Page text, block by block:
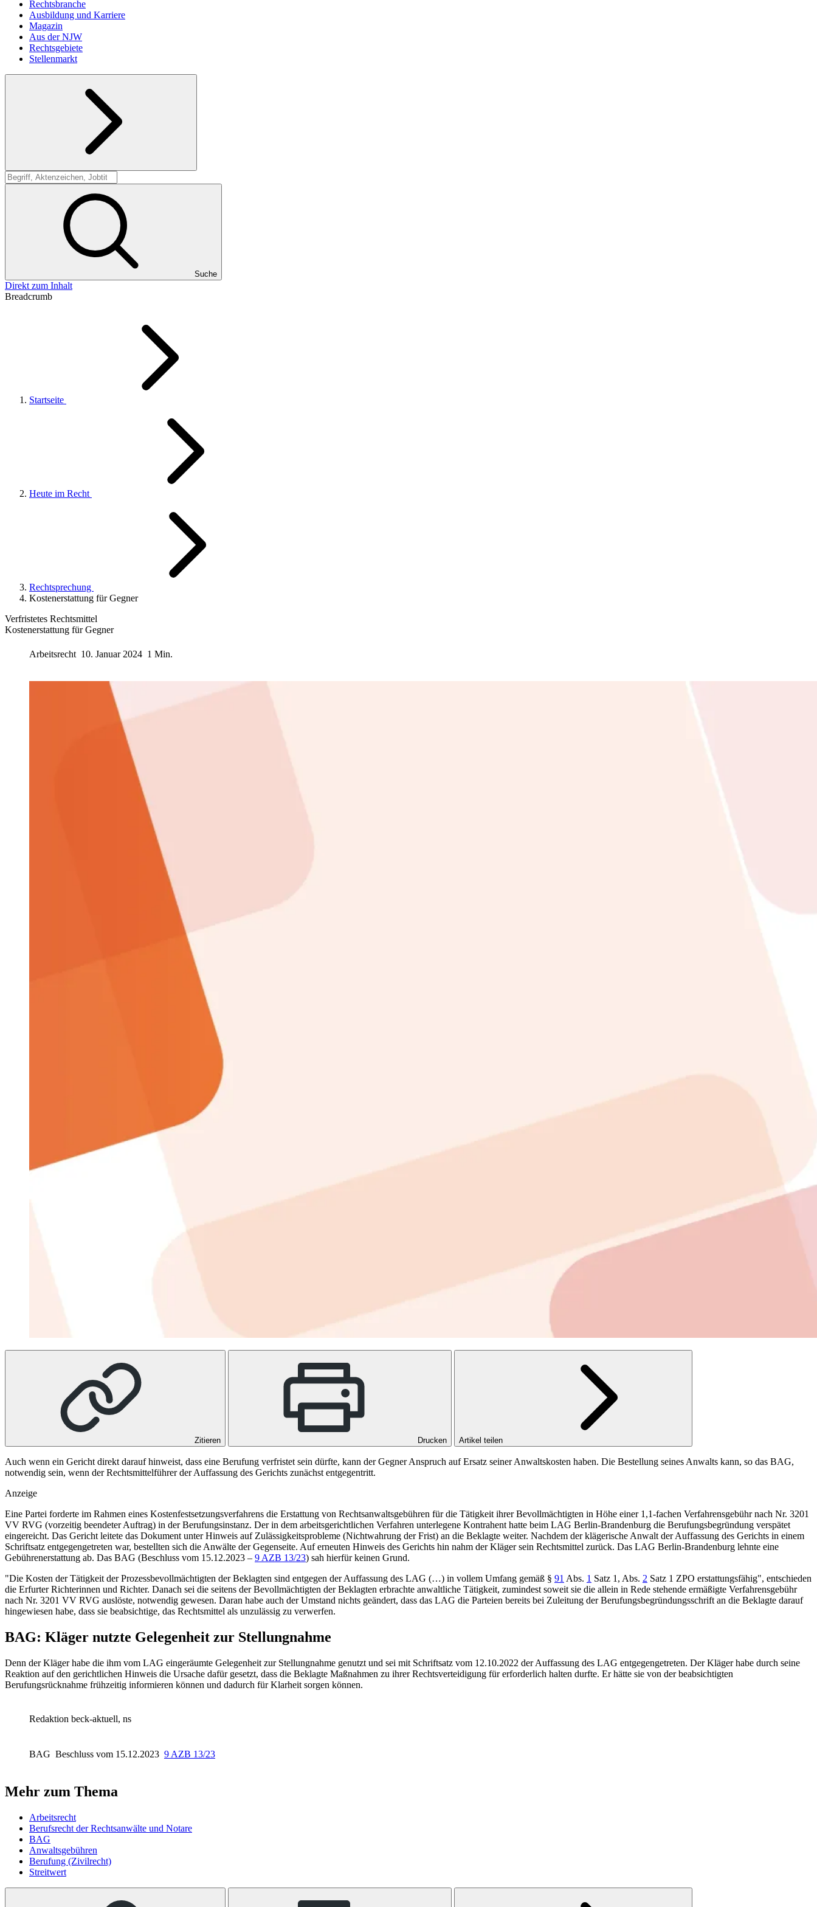
Rechtsbranche
Ausbildung und Karriere
Magazin
Aus der NJW
Rechtsgebiete
Stellenmarkt
Suche
Suche
Direkt zum Inhalt
Breadcrumb
Startseite
Heute im Recht
Rechtsprechung
Kostenerstattung für Gegner
Verfristetes Rechtsmittel
Kostenerstattung für Gegner
Arbeitsrecht 10. Januar 2024 1 Min.
Zitieren Drucken Artikel teilen
Auch wenn ein Gericht direkt darauf hinweist, dass eine Berufung verfristet sein dürfte, kann der Gegner Anspruch auf Ersatz seiner Anwaltskosten haben. Die Bestellung seines Anwalts kann, so das BAG,
notwendig sein, wenn der Rechtsmittelführer der Auffassung des Gerichts zunächst entgegentritt.
Anzeige
Eine Partei forderte im Rahmen eines Kostenfestsetzungsverfahrens die Erstattung von Rechtsanwaltsgebühren für die Tätigkeit ihrer Bevollmächtigten in Höhe einer 1,1-fachen Verfahrensgebühr nach Nr. 3201
VV RVG (vorzeitig beendeter Auftrag) in der Berufungsinstanz. Der in dem arbeitsgerichtlichen Verfahren unterlegene Kontrahent hatte beim LAG Berlin-Brandenburg die Berufungsbegründung verspätet
eingereicht. Das Gericht leitete das Dokument unter Hinweis auf Zulässigkeitsprobleme (Nichtwahrung der Frist) an die Beklagte weiter. Nachdem der klägerische Anwalt der Auffassung des Gerichts in einem
Schriftsatz entgegengetreten war, bestellten sich die Anwälte der Gegenseite. Auf erneuten Hinweis des Gerichts hin nahm der Kläger sein Rechtsmittel zurück. Das LAG Berlin-Brandenburg lehnte eine
Gebührenerstattung ab. Das BAG (Beschluss vom 15.12.2023 – 9 AZB 13/23) sah hierfür keinen Grund.
"Die Kosten der Tätigkeit der Prozessbevollmächtigten der Beklagten sind entgegen der Auffassung des LAG (…) in vollem Umfang gemäß § 91 Abs. 1 Satz 1, Abs. 2 Satz 1 ZPO erstattungsfähig", entschieden
die Erfurter Richterinnen und Richter. Danach sei die seitens der Bevollmächtigten der Beklagten erbrachte anwaltliche Tätigkeit, zumindest soweit sie die allein in Rede stehende ermäßigte Verfahrensgebühr
nach Nr. 3201 VV RVG auslöste, notwendig gewesen. Daran habe auch der Umstand nichts geändert, dass das LAG die Parteien bereits bei Zuleitung der Berufungsbegründungsschrift an die Beklagte darauf
hingewiesen habe, dass sie beabsichtige, das Rechtsmittel als unzulässig zu verwerfen.
BAG: Kläger nutzte Gelegenheit zur Stellungnahme
Denn der Kläger habe die ihm vom LAG eingeräumte Gelegenheit zur Stellungnahme genutzt und sei mit Schriftsatz vom 12.10.2022 der Auffassung des LAG entgegengetreten. Der Kläger habe durch seine
Reaktion auf den gerichtlichen Hinweis die Ursache dafür gesetzt, dass die Beklagte Maßnahmen zu ihrer Rechtsverteidigung für erforderlich halten durfte. Er hätte sie von der beabsichtigten
Berufungsrücknahme frühzeitig informieren können und dadurch für Klarheit sorgen können.
Redaktion beck-aktuell, ns
BAG Beschluss vom 15.12.2023 9 AZB 13/23
Mehr zum Thema
Arbeitsrecht
Berufsrecht der Rechtsanwälte und Notare
BAG
Anwaltsgebühren
Berufung (Zivilrecht)
Streitwert